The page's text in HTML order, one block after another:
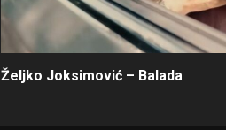
Željko Joksimović – Balada